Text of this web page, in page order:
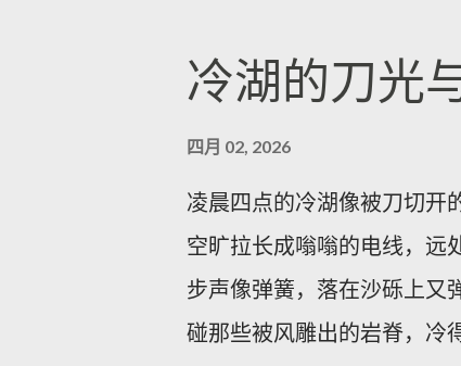
修补版本并提供相关下载与
尽快应用补丁，优先更改出
冷湖的刀光
四月 02, 2026
凌晨四点的冷湖像被刀切开
空旷拉长成嗡嗡的电线，远
步声像弹簧，落在沙砾上又
碰那些被风雕出的岩脊，冷